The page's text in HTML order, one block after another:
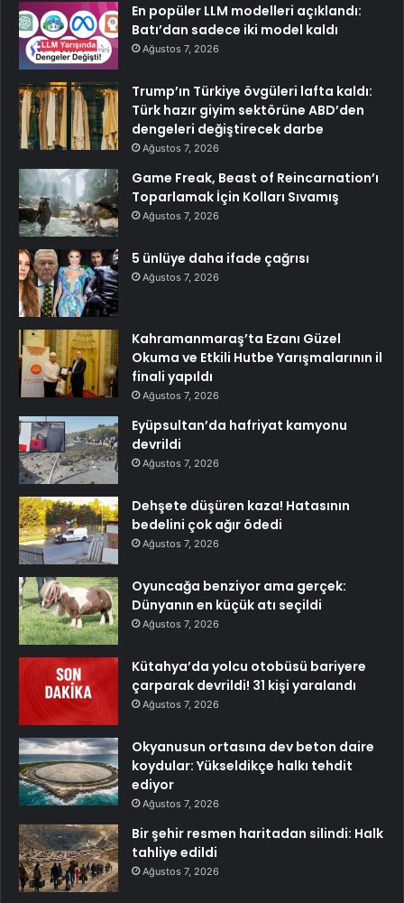
En popüler LLM modelleri açıklandı:
Batı’dan sadece iki model kaldı
Ağustos 7, 2026
Trump’ın Türkiye övgüleri lafta kaldı:
Türk hazır giyim sektörüne ABD’den
dengeleri değiştirecek darbe
Ağustos 7, 2026
Game Freak, Beast of Reincarnation’ı
Toparlamak İçin Kolları Sıvamış
Ağustos 7, 2026
5 ünlüye daha ifade çağrısı
Ağustos 7, 2026
Kahramanmaraş’ta Ezanı Güzel
Okuma ve Etkili Hutbe Yarışmalarının il
finali yapıldı
Ağustos 7, 2026
Eyüpsultan’da hafriyat kamyonu
devrildi
Ağustos 7, 2026
Dehşete düşüren kaza! Hatasının
bedelini çok ağır ödedi
Ağustos 7, 2026
Oyuncağa benziyor ama gerçek:
Dünyanın en küçük atı seçildi
Ağustos 7, 2026
Kütahya’da yolcu otobüsü bariyere
çarparak devrildi! 31 kişi yaralandı
Ağustos 7, 2026
Okyanusun ortasına dev beton daire
koydular: Yükseldikçe halkı tehdit
ediyor
Ağustos 7, 2026
Bir şehir resmen haritadan silindi: Halk
tahliye edildi
Ağustos 7, 2026